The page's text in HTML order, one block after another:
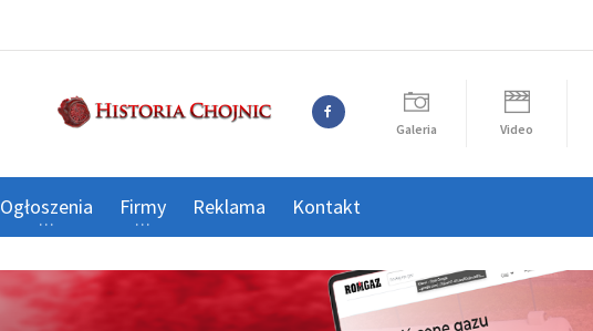
Galeria Video
Ogłoszenia Firmy Reklama Kontakt